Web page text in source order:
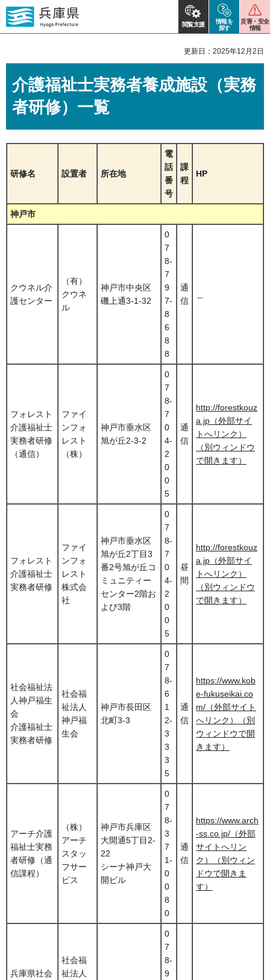
閲覧支援
情報を
探す
災害・安全
情報
更新日：2025年12月2日
介護福祉士実務者養成施設（実務
者研修）一覧
研修名 設置者 所在地
電
話
番
号
課
程
HP
神戸市
クウネル介
護センター
（有）
クウネ
ル
神戸市中央区
磯上通3-1-32
0
7
8-
7
9
7-
8
6
8
8
通
信
フォレスト
介護福祉士
実務者研修
（通信）
ファイ
ンフォ
レスト
（株）
神戸市垂水区
旭が丘2-3-2
0
7
8-
7
0
4-
2
0
0
5
通
信
http://forestkouz
a.jp（外部サイ
トへリンク）
（別ウィンドウ
で開きます）
フォレスト
介護福祉士
実務者研修
ファイ
ンフォ
レスト
株式会
社
神戸市垂水区
旭が丘2丁目3
番2号旭が丘コ
ミュニティー
センター2階お
よび3階
0
7
8-
7
0
4-
2
0
0
5
昼
間
http://forestkouz
a.jp（外部サイ
トへリンク）
（別ウィンドウ
で開きます）
社会福祉法
人神戸福生
会
介護福祉士
実務者研修
社会福
祉法人
神戸福
生会
神戸市長田区
北町3-3
0
7
8-
6
1
2-
3
3
3
5
通
信
https://www.kob
e-fukuseikai.co
m/（外部サイト
へリンク）（別
ウィンドウで開
きます）
アーチ介護
福祉士実務
者研修（通
信課程）
（株）
アーチ
スタッ
フサー
ビス
神戸市兵庫区
大開通5丁目2-
22
シーナ神戸大
開ビル
0
7
8-
3
7
1-
0
0
8
0
通
信
https://www.arch
-ss.co.jp/（外部
サイトへリン
ク）（別ウィン
ドウで開きま
す）
兵庫県社会
社会福
祉法人
0
7
8-
9